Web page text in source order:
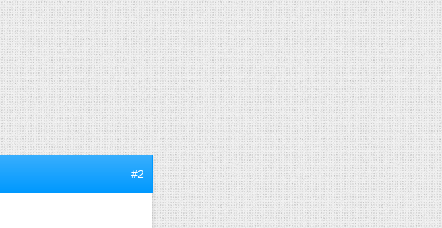
#2